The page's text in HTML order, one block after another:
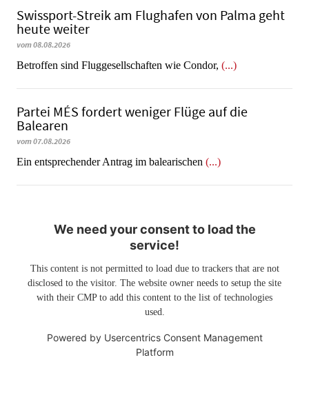
Swissport-Streik am Flughafen von Palma geht
heute weiter
vom 08.08.2026
Betroffen sind Fluggesellschaften wie Condor, (...)
Partei MÉS fordert weniger Flüge auf die
Balearen
vom 07.08.2026
Ein entsprechender Antrag im balearischen (...)
We need your consent to load the
service!
This content is not permitted to load due to trackers that are not
disclosed to the visitor. The website owner needs to setup the site
with their CMP to add this content to the list of technologies
used.
Powered by Usercentrics Consent Management
Platform